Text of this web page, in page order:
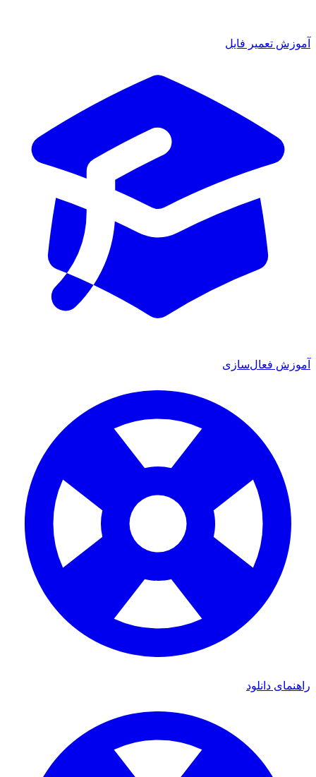
تعمیر فایل
فعال‌سازی
دانلود